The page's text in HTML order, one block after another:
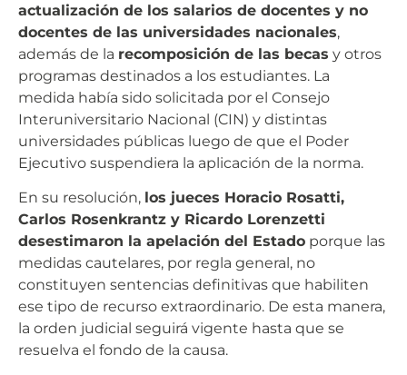
actualización de los salarios de docentes y no
docentes de las universidades nacionales,
además de la recomposición de las becas y otros
programas destinados a los estudiantes. La
medida había sido solicitada por el Consejo
Interuniversitario Nacional (CIN) y distintas
universidades públicas luego de que el Poder
Ejecutivo suspendiera la aplicación de la norma.
En su resolución, los jueces Horacio Rosatti,
Carlos Rosenkrantz y Ricardo Lorenzetti
desestimaron la apelación del Estado porque las
medidas cautelares, por regla general, no
constituyen sentencias definitivas que habiliten
ese tipo de recurso extraordinario. De esta manera,
la orden judicial seguirá vigente hasta que se
resuelva el fondo de la causa.